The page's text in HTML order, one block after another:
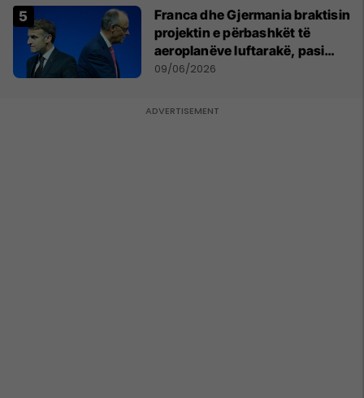
Franca dhe Gjermania braktisin
projektin e përbashkët të
aeroplanëve luftarakë, pasi
kompanitë nuk arrijnë
09/06/2026